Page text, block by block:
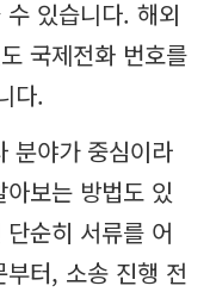
있습니다. 해외
국제전화 번호를
다.
분야가 중심이라
보는 방법도 있
순히 서류를 어
터, 소송 진행 전